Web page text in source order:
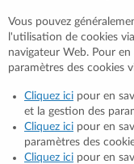
Vous pouvez
l'utilisation de cookies
navigateur Web. Pour
paramètres des cookies
Cliquez ici pour en
et la gestion des
Cliquez ici pour en
paramètres des
Cliquez ici pour en